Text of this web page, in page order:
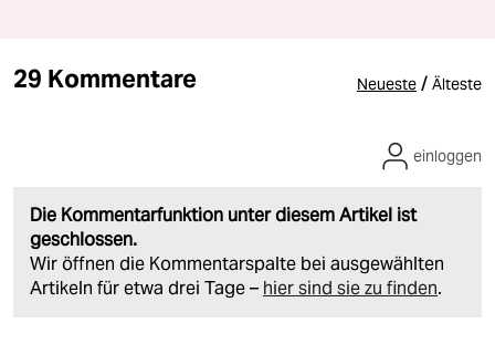
29 Kommentare Neueste / Älteste
Die Kommentarfunktion unter diesem Artikel ist
geschlossen.
Wir öffnen die Kommentarspalte bei ausgewählten
Artikeln für etwa drei Tage – hier sind sie zu finden.
einloggen